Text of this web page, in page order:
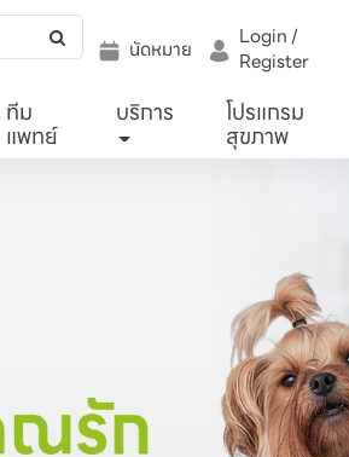
นัดหมาย
Login /
Register
ทีม
แพทย์
บริการ โปรแกรม
สุขภาพ